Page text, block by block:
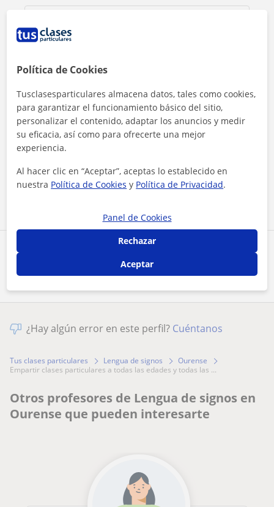
Comparte a este profesor
Al hacer clic, aceptas nuestro
Contactar ahora
¿Hay algún error en este perfil? Cuéntanos
Tus clases particulares Lengua de signos
Ourense
empartir clases particulares a todas las edades y todas las ...
Otros profesores de Lengua de signos en
Ourense que pueden interesarte
Política de Cookies
Tusclasesparticulares almacena datos, tales como cookies,
para garantizar el funcionamiento básico del sitio,
personalizar el contenido, adaptar los anuncios y medir
su eficacia, así como para ofrecerte una mejor
experiencia.
Al hacer clic en “Aceptar”, aceptas lo establecido en
nuestra Política de Cookies y Política de Privacidad.
Panel de Cookies
Rechazar
Aceptar